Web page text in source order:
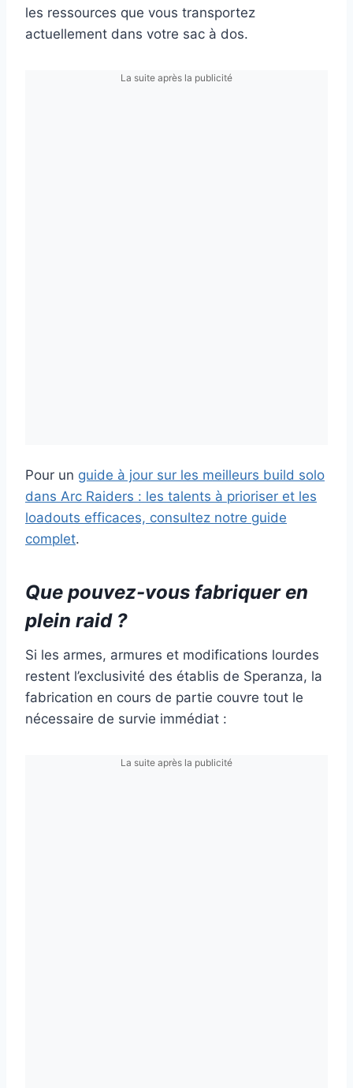
les ressources que vous transportez
actuellement dans votre sac à dos.
La suite après la publicité
Pour un guide à jour sur les meilleurs build solo
dans Arc Raiders : les talents à prioriser et les
loadouts efficaces, consultez notre guide
complet.
Que pouvez-vous fabriquer en
plein raid ?
Si les armes, armures et modifications lourdes
restent l’exclusivité des établis de Speranza, la
fabrication en cours de partie couvre tout le
nécessaire de survie immédiat :
La suite après la publicité